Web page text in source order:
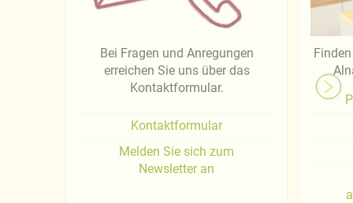
Bei Fragen und Anregungen
erreichen Sie uns über das
Kontaktformular.
Kontaktformular
Melden Sie sich zum
Newsletter an